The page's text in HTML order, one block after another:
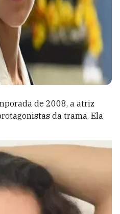
de 2008, a atriz
da trama. Ela